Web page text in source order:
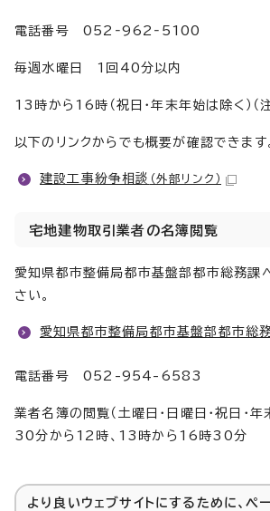
電話番号 052‐962‐5100
毎週水曜日 1回40分以内
13時から16時（祝日・年末年始は除く）（
以下のリンクからでも概要が確認できます
建設工事紛争相談 （外部リンク）
宅地建物取引業者の名簿閲覧
愛知県都市整備局都市基盤部都市総務課
さい。
愛知県都市整備局都市基盤部都市総
電話番号 052-954-6583
業者名簿の閲覧（土曜日・日曜日・祝日・
30分から12時、13時から16時30分
より良いウェブサイトにするために、ペ